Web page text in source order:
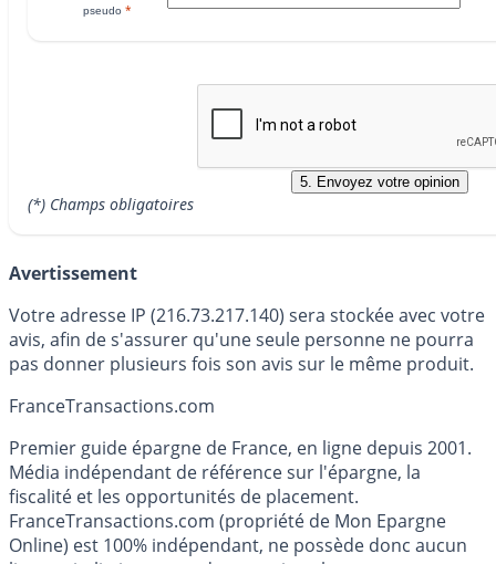
pseudo *
(*) Champs obligatoires
Avertissement
Votre adresse IP (216.73.217.140) sera stockée avec votre
avis, afin de s'assurer qu'une seule personne ne pourra
pas donner plusieurs fois son avis sur le même produit.
FranceTransactions.com
Premier guide épargne de France, en ligne depuis 2001.
Média indépendant de référence sur l'épargne, la
fiscalité et les opportunités de placement.
FranceTransactions.com (propriété de Mon Epargne
Online) est 100% indépendant, ne possède donc aucun